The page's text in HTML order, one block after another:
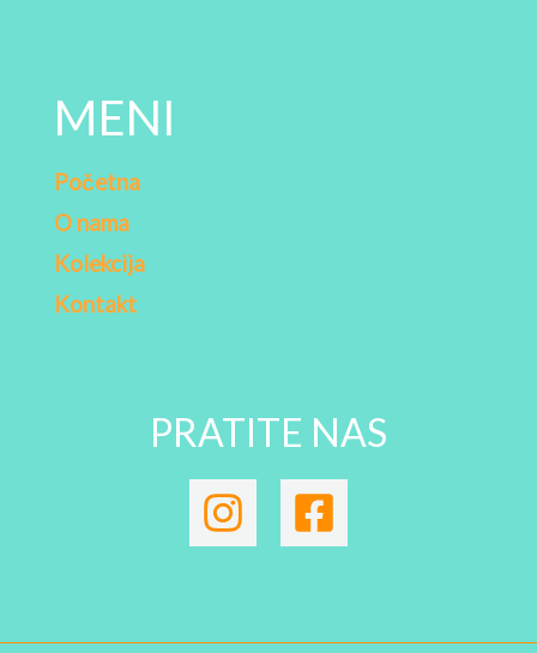
MENI
Početna
O nama
Kolekcija
Kontakt
PRATITE NAS